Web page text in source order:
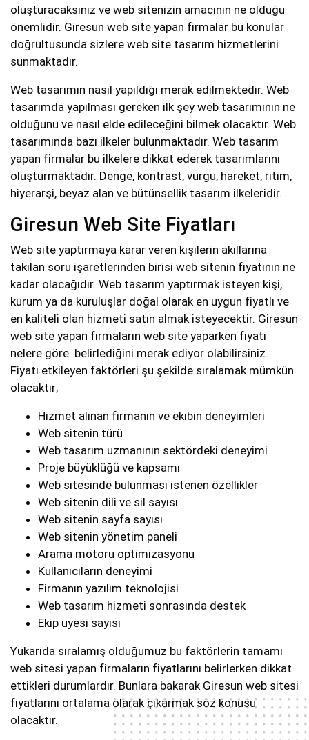
oluşturacaksınız ve web sitenizin amacının ne olduğu
önemlidir. Giresun web site yapan firmalar bu konular
doğrultusunda sizlere web site tasarım hizmetlerini
sunmaktadır.
Web tasarımın nasıl yapıldığı merak edilmektedir. Web
tasarımda yapılması gereken ilk şey web tasarımının ne
olduğunu ve nasıl elde edileceğini bilmek olacaktır. Web
tasarımında bazı ilkeler bulunmaktadır. Web tasarım
yapan firmalar bu ilkelere dikkat ederek tasarımlarını
oluşturmaktadır. Denge, kontrast, vurgu, hareket, ritim,
hiyerarşi, beyaz alan ve bütünsellik tasarım ilkeleridir.
Giresun Web Site Fiyatları
Web site yaptırmaya karar veren kişilerin akıllarına
takılan soru işaretlerinden birisi web sitenin fiyatının ne
kadar olacağıdır. Web tasarım yaptırmak isteyen kişi,
kurum ya da kuruluşlar doğal olarak en uygun fiyatlı ve
en kaliteli olan hizmeti satın almak isteyecektir. Giresun
web site yapan firmaların web site yaparken fiyatı
nelere göre belirlediğini merak ediyor olabilirsiniz.
Fiyatı etkileyen faktörleri şu şekilde sıralamak mümkün
olacaktır;
Hizmet alınan firmanın ve ekibin deneyimleri
Web sitenin türü
Web tasarım uzmanının sektördeki deneyimi
Proje büyüklüğü ve kapsamı
Web sitesinde bulunması istenen özellikler
Web sitenin dili ve sil sayısı
Web sitenin sayfa sayısı
Web sitenin yönetim paneli
Arama motoru optimizasyonu
Kullanıcıların deneyimi
Firmanın yazılım teknolojisi
Web tasarım hizmeti sonrasında destek
Ekip üyesi sayısı
Yukarıda sıralamış olduğumuz bu faktörlerin tamamı
web sitesi yapan firmaların fiyatlarını belirlerken dikkat
ettikleri durumlardır. Bunlara bakarak Giresun web sitesi
fiyatlarını ortalama olarak çıkarmak söz konusu
olacaktır.